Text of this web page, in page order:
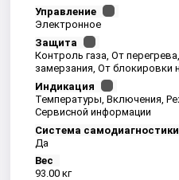
Управление
Электронное
Защита
Контроль газа, От
замерзания, От блокировки
Индикация
Температуры, Включения,
Сервисной информации
Система самодиагностики
Да
Вес
93.00 кг